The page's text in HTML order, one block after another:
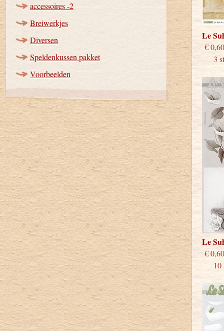
accessoires -2
Breiwerkjes
Diversen
Speldenkussen pakket
Voorbeelden
Le
3
Le
10